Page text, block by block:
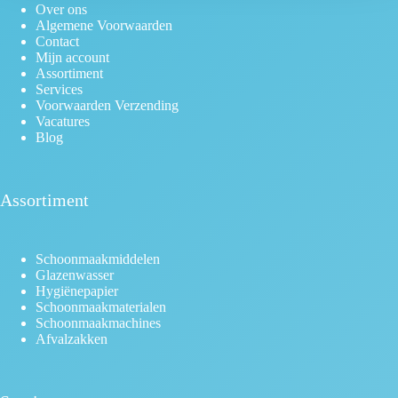
Over ons
Algemene Voorwaarden
Contact
Mijn account
Assortiment
Services
Voorwaarden Verzending
Vacatures
Blog
Assortiment
Schoonmaakmiddelen
Glazenwasser
Hygiënepapier
Schoonmaakmaterialen
Schoonmaakmachines
Afvalzakken